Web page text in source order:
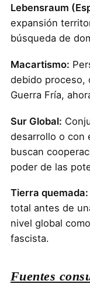
Lebensraum
expansión
búsqueda de
Macartismo:
debido proceso,
Guerra Fría,
Sur Global:
desarrollo o con
buscan
poder de las
Tierra quemada:
total antes de
nivel global
fascista.
Fuentes